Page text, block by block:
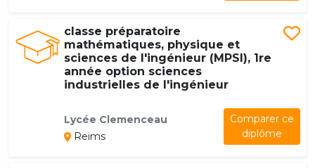
classe préparatoire
mathématiques, physique et
sciences de l'ingénieur (MPSI), 1re
année option sciences
industrielles de l'ingénieur
Lycée Clemenceau
Reims
Comparer ce
diplôme